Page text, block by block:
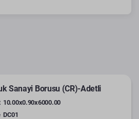
Sanayi Borusu (CR)-Adetli
10.00x0.90x6000.00
DC01